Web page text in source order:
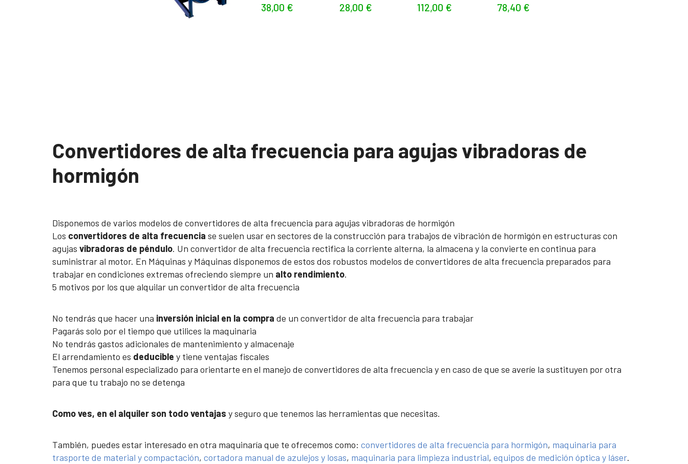
38,00 € 28,00 € 112,00 € 78,40 €
Convertidores de alta frecuencia para agujas vibradoras de
hormigón
Disponemos de varios modelos de convertidores de alta frecuencia para agujas vibradoras de hormigón
Los convertidores de alta frecuencia se suelen usar en sectores de la construcción para trabajos de vibración de hormigón en estructuras con
agujas vibradoras de péndulo. Un convertidor de alta frecuencia rectifica la corriente alterna, la almacena y la convierte en continua para
suministrar al motor. En Máquinas y Máquinas disponemos de estos dos robustos modelos de convertidores de alta frecuencia preparados para
trabajar en condiciones extremas ofreciendo siempre un alto rendimiento.
5 motivos por los que alquilar un convertidor de alta frecuencia
No tendrás que hacer una inversión inicial en la compra de un convertidor de alta frecuencia para trabajar
Pagarás solo por el tiempo que utilices la maquinaria
No tendrás gastos adicionales de mantenimiento y almacenaje
El arrendamiento es deducible y tiene ventajas fiscales
Tenemos personal especializado para orientarte en el manejo de convertidores de alta frecuencia y en caso de que se averíe la sustituyen por otra
para que tu trabajo no se detenga
Como ves, en el alquiler son todo ventajas y seguro que tenemos las herramientas que necesitas.
También, puedes estar interesado en otra maquinaría que te ofrecemos como: convertidores de alta frecuencia para hormigón, maquinaria para
trasporte de material y compactación, cortadora manual de azulejos y losas, maquinaria para limpieza industrial, equipos de medición óptica y láser.